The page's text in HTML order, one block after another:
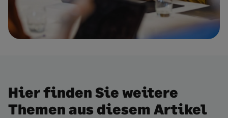
Hier finden Sie weitere
Themen aus diesem Artikel